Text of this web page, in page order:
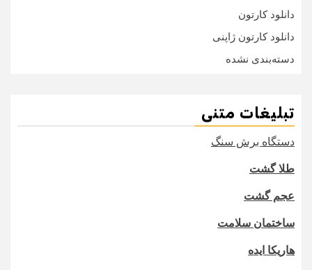
دانلود کارتون
دانلود کارتون ژاپنی
دسته‌بندی نشده
تبلیغات متنی
دستگاه برش سنگ
طلا گشت
عجم گشت
ساختمان سلامت
هاریکا ایده